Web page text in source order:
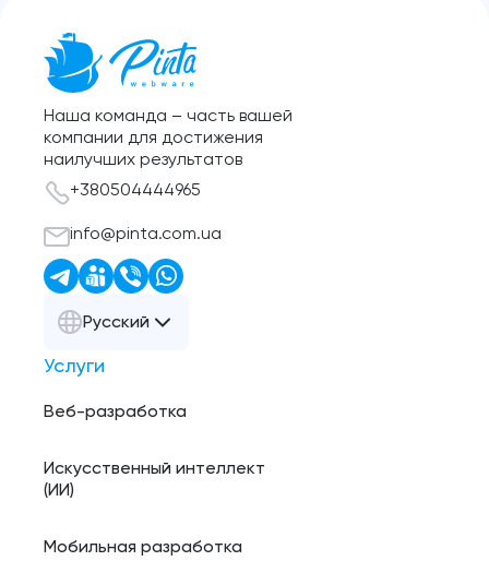
Наша команда – часть вашей
компании для достижения
наилучших результатов
+380504444965
info@pinta.com.ua
Русский
Услуги
Веб-разработка
Искусственный интеллект
(ИИ)
Мобильная разработка